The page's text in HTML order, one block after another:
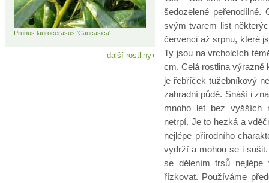
šedozelené
svým tvarem list
červenci až srpnu, které
Ty jsou na vrcholcích
cm. Celá rostlina výrazně
je řebříček tužebníkový
zahradní půdě. Snáší i
mnoho let bez vyšších
netrpí. Je to hezká a
nejlépe přírodního
vydrží a mohou se i
se dělením trsů
řízkovat. Používáme
Prunus laurocerasus 'Caucasica'
další rostliny